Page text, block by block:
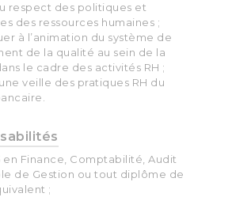
respect des politiques et
des ressources humaines ;
à l’animation du système de
de la qualité au sein de la
le cadre des activités RH ;
veille des pratiques RH du
en Finance, Comptabilité, Audit
de Gestion ou tout diplôme de
;